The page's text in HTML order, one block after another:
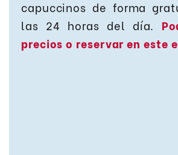
capuccinos de forma
las 24 horas del día.
precios o reservar en este